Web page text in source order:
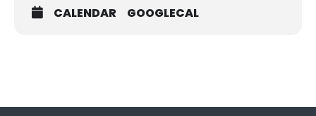
CALENDAR GOOGLECAL